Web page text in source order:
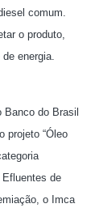
comum.
o produto,
energia.
Banco do Brasil
projeto “Óleo
de
o Imca